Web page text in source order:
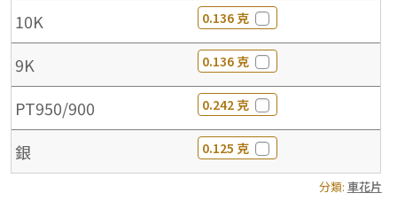
10K 0.136 克
9K 0.136 克
PT950/900 0.242 克
銀 0.125 克
分類: 車花片